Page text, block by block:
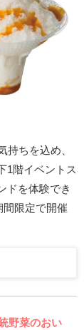
ちを込め、
1階イベントス
ドを体験でき
間限定で開催
野菜のおい